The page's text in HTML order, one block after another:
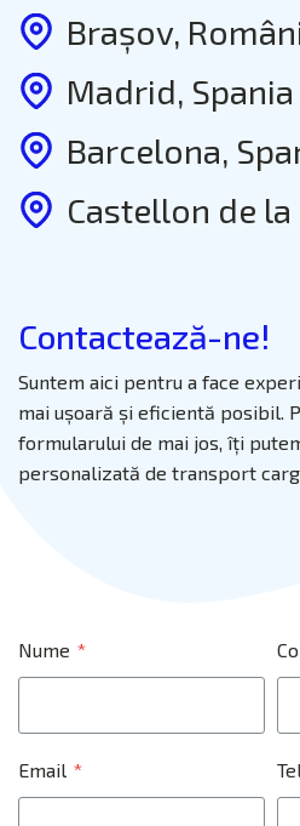
Brașov,
Madrid, Spania
Barcelona,
Castellon de la
Contactează-ne!
Suntem aici pentru a face
mai ușoară și eficientă posibil.
formularului de mai jos, îți
personalizată de transport
Nume *
Email *